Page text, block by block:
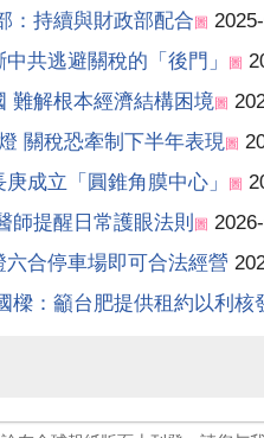
：持續與財政部配合 圖
共逃避關稅的「後門」
圖
難解根本經濟結構困境圖
關稅恐牽制下半年表現圖
成立「圓錐角膜中心」
圖
師提醒日常護眼法則 圖
合停車場即可合法經營
樑：籲台肥提供租約以利核